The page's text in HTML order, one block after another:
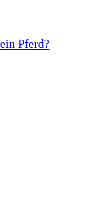
Pferd?